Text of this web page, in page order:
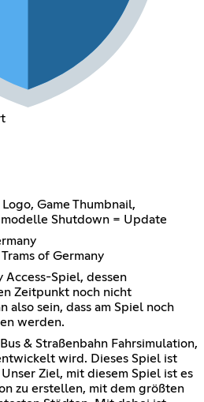
Game Thumbnail,
Shutdown = Update
of Germany
Access-Spiel, dessen
Zeitpunkt noch nicht
also sein, dass am Spiel noch
werden.
& Straßenbahn Fahrsimulation,
wird. Dieses Spiel ist
Ziel, mit diesem Spiel ist es
zu erstellen, mit dem größten